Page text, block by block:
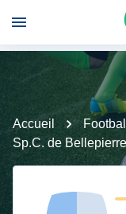
Accueil Football
Sp.C. de Bellepierre